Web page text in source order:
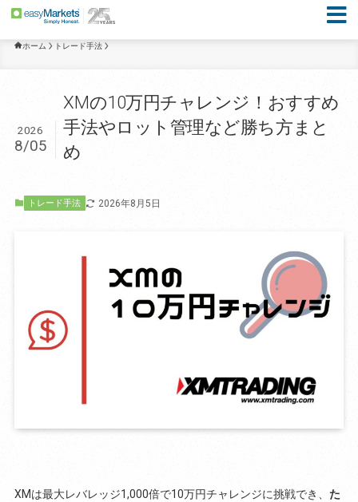
ホーム トレード手法
XMの10万円チャレンジ！おすすめ
手法やロット管理など勝ち方まと
め
2026
8/05
トレード手法 2026年8月5日
XMは最大レバレッジ1,000倍で10万円チャレンジに挑戦でき、 た